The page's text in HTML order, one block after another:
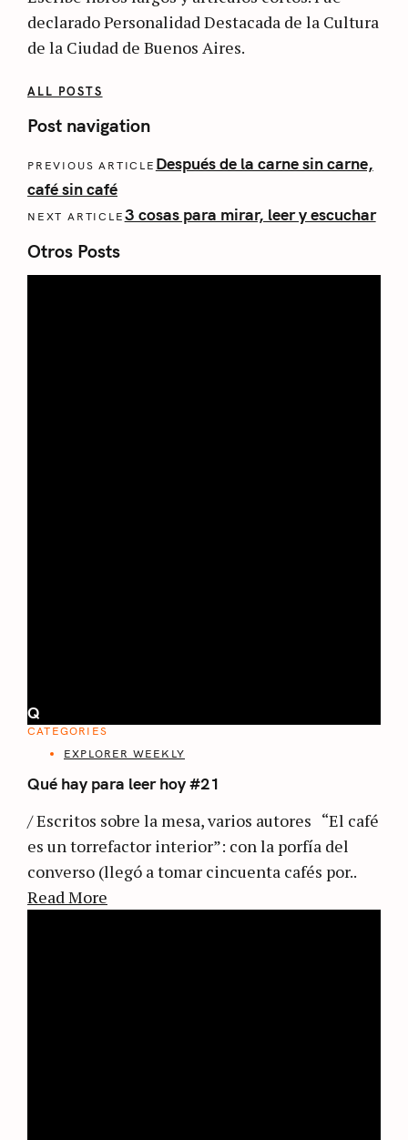
declarado Personalidad Destacada de la Cultura
de la Ciudad de Buenos Aires.
ALL POSTS
Post navigation
PREVIOUS ARTICLE Después de la carne sin carne,
café sin café
NEXT ARTICLE 3 cosas para mirar, leer y escuchar
Otros Posts
Q
CATEGORIES
EXPLORER WEEKLY
Qué hay para leer hoy #21
/ Escritos sobre la mesa, varios autores “El café
es un torrefactor interior”: con la porfía del
converso (llegó a tomar cincuenta cafés por..
Read More